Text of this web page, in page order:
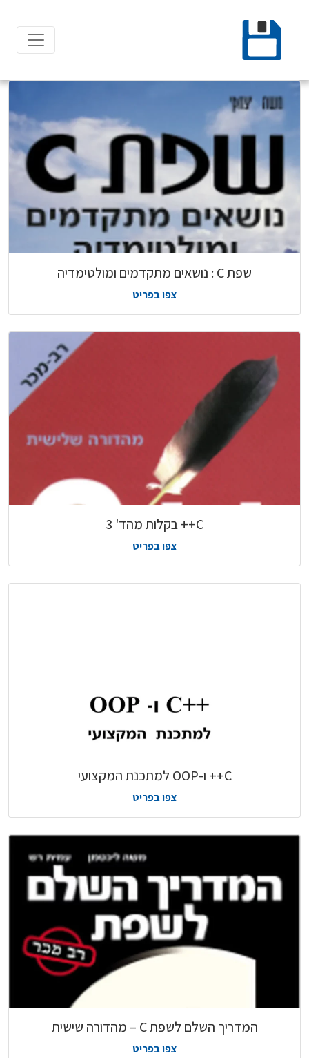
content
שפת C : נושאים מתקדמים ומולטימדיה
צפו בפריט
C++ בקלות מהד' 3
צפו בפריט
C++ ו-OOP למתכנת המקצועי
צפו בפריט
המדריך השלם לשפת C – מהדורה שישית
צפו בפריט